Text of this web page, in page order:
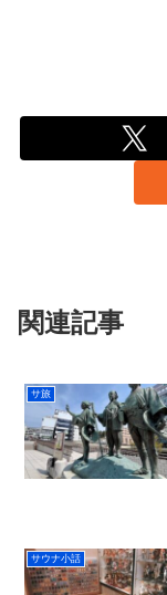
関連記事
サ旅
サウナ小話